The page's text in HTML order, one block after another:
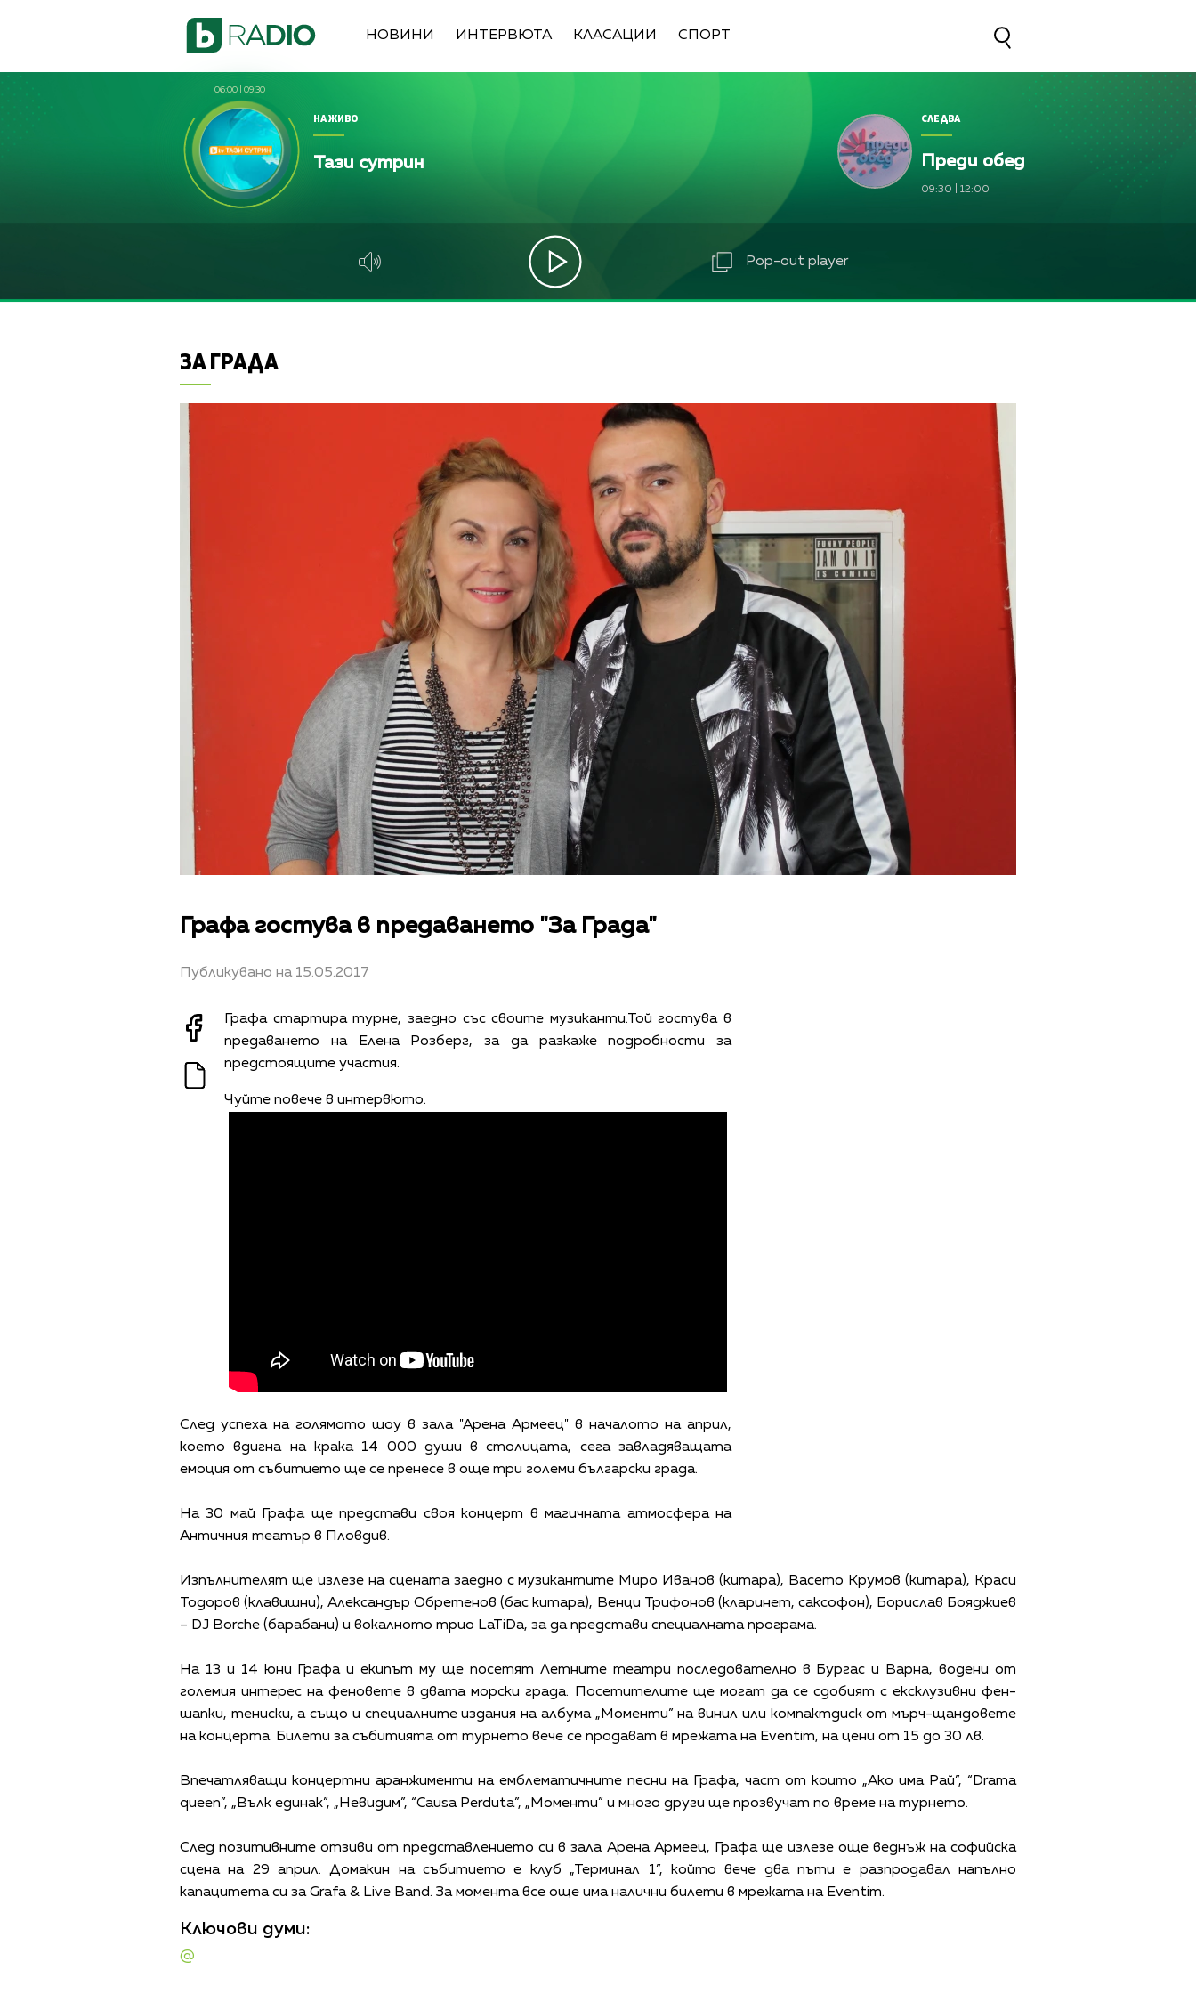
НОВИНИ ИНТЕРВЮТА КЛАСАЦИИ СПОРТ
06:00 09:30
НА ЖИВО
Тази сутрин
СЛЕДВА
Преди обед
09:30 12:00
Pop-out player
ЗА ГРАДА
Графа гостува в предаването "За Града"
Публикувано на 15.05.2017
Графа стартира турне, заедно със своите музиканти.Той гостува в
предаването на Елена Розберг, за да разкаже подробности за
предстоящите участия.
Чуйте повече в интервюто.
След успеха на голямото шоу в зала "Арена Армеец" в началото на април,
което вдигна на крака 14 000 души в столицата, сега завладяващата
емоция от събитието ще се пренесе в още три големи български града.
На 30 май Графа ще представи своя концерт в магичната атмосфера на
Античния театър в Пловдив.
Изпълнителят ще излезе на сцената заедно с музикантите Миро Иванов (китара), Васето Крумов (китара), Краси
Тодоров (клавишни), Александър Обретенов (бас китара), Венци Трифонов (кларинет, саксофон), Борислав Бояджиев
– DJ Borche (барабани) и вокалното трио LaTiDa, за да представи специалната програма.
На 13 и 14 юни Графа и екипът му ще посетят Летните театри последователно в Бургас и Варна, водени от
големия интерес на феновете в двата морски града. Посетителите ще могат да се сдобият с ексклузивни фен-
шапки, тениски, а също и специалните издания на албума „Моменти” на винил или компактдиск от мърч-щандовете
на концерта. Билети за събитията от турнето вече се продават в мрежата на Eventim, на цени от 15 до 30 лв.
Впечатляващи концертни аранжименти на емблематичните песни на Графа, част от които „Ако има Рай”, “Drama
queen”, „Вълк единак”, „Невидим”, “Causa Perduta”, „Моменти” и много други ще прозвучат по време на турнето.
След позитивните отзиви от представлението си в зала Арена Армеец, Графа ще излезе още веднъж на софийска
сцена на 29 април. Домакин на събитието е клуб „Терминал 1”, който вече два пъти е разпродавал напълно
капацитета си за Grafa & Live Band. За момента все още има налични билети в мрежата на Еventim.
Ключови думи:
@